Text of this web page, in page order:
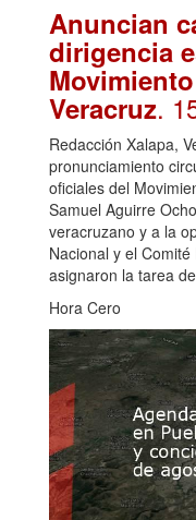
Anuncian
dirigencia
Veracruz.
Redacción Xalapa,
pronunciamiento
oficiales del
Samuel Aguirre
veracruzano y a la
Nacional y el
asignaron la tarea
Hora Cero